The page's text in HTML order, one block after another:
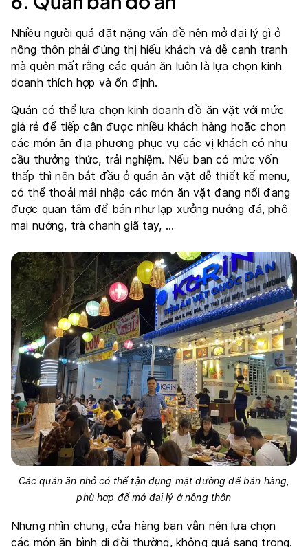
Nhiều người quá đặt nặng vấn đề nên mở đại lý gì ở
nông thôn phải đúng thị hiếu khách và dễ cạnh tranh
mà quên mất rằng các quán ăn luôn là lựa chọn kinh
doanh thích hợp và ổn định.
Quán có thể lựa chọn kinh doanh đồ ăn vặt với mức
giá rẻ để tiếp cận được nhiều khách hàng hoặc chọn
các món ăn địa phương phục vụ các vị khách có nhu
cầu thưởng thức, trải nghiệm. Nếu bạn có mức vốn
thấp thì nên bắt đầu ở quán ăn vặt dễ thiết kế menu,
có thể thoải mái nhập các món ăn vặt đang nổi đang
được quan tâm để bán như lạp xưởng nướng đá, phô
mai nướng, trà chanh giã tay, …
Các quán ăn nhỏ có thể tận dụng mặt đường để bán hàng,
phù hợp để mở đại lý ở nông thôn
Nhưng nhìn chung, cửa hàng bạn vẫn nên lựa chọn
các món ăn bình dị đời thường, không quá sang trọng.